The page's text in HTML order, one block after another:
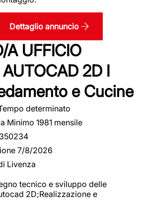
Dettaglio annuncio
A UFFICIO
2D I
e Cucine
determinato
Minimo 1981 mensile
350234
7/8/2026
Livenza
tecnico e sviluppo delle
2D;Realizzazione e